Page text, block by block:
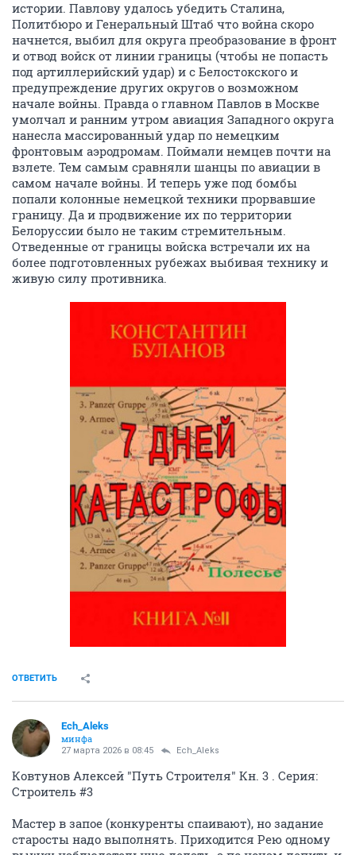
истории. Павлову удалось убедить Сталина,
Политбюро и Генеральный Штаб что война скоро
начнется, выбил для округа преобразование в фронт
и отвод войск от линии границы (чтобы не попасть
под артиллерийский удар) и с Белостокского и
предупреждение других округов о возможном
начале войны. Правда о главном Павлов в Москве
умолчал и ранним утром авиация Западного округа
нанесла массированный удар по немецким
фронтовым аэродромам. Поймали немцев почти на
взлете. Тем самым сравняли шанцы по авиации в
самом начале войны. И теперь уже под бомбы
попали колонные немецкой техники прорвавшие
границу. Да и продвижение их по территории
Белоруссии было не таким стремительным.
Отведенные от границы войска встречали их на
более подготовленных рубежах выбивая технику и
живую силу противника.
ОТВЕТИТЬ
Ech_Aleks
минфа
27 марта 2026 в 08:45 Ech_Aleks
Ковтунов Алексей "Путь Строителя" Кн. 3 . Серия:
Строитель #3
Мастер в запое (конкуренты спаивают), но задание
старосты надо выполнять. Приходится Рею одному